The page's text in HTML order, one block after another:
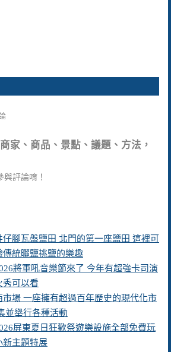
家、商品、景點、議題、方法，
評論唷！
仔腳瓦盤鹽田 北門的第一座鹽田 這裡可
傳統曬鹽挑鹽的樂趣
將軍吼音樂節來了 今年有超強卡司演
秀可以看
市場 一座擁有超過百年歷史的現代化市
並舉行各種活動
屏東夏日狂歡祭遊樂設施全部免費玩
新主題特展